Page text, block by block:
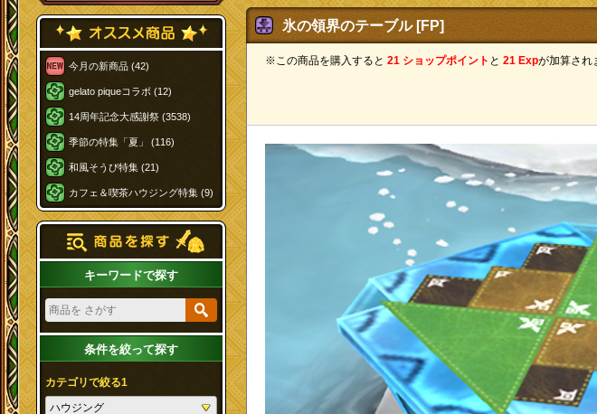
今月の新商品 (42)
gelato piqueコラボ (12)
14周年記念大感謝祭 (3538)
季節の特集「夏」 (116)
和風そうび特集 (21)
カフェ＆喫茶ハウジング特集 (9)
キーワードで探す
条件を絞って探す
カテゴリで絞る1
氷の領界のテーブル [FP]
※この商品を購入すると 21 ショップポイント と 21 Expが加算され